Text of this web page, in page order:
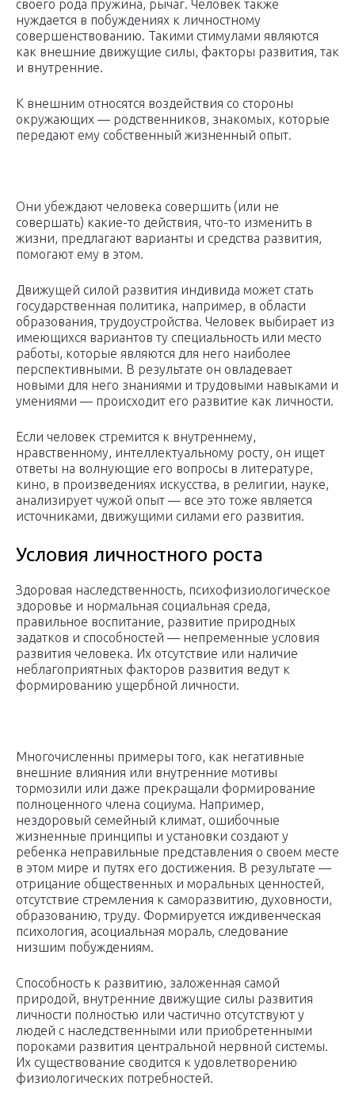
своего рода пружина, рычаг. Человек также
нуждается в побуждениях к личностному
совершенствованию. Такими стимулами являются
как внешние движущие силы, факторы развития, так
и внутренние.
К внешним относятся воздействия со стороны
окружающих — родственников, знакомых, которые
передают ему собственный жизненный опыт.
Они убеждают человека совершить (или не
совершать) какие-то действия, что-то изменить в
жизни, предлагают варианты и средства развития,
помогают ему в этом.
Движущей силой развития индивида может стать
государственная политика, например, в области
образования, трудоустройства. Человек выбирает из
имеющихся вариантов ту специальность или место
работы, которые являются для него наиболее
перспективными. В результате он овладевает
новыми для него знаниями и трудовыми навыками и
умениями — происходит его развитие как личности.
Если человек стремится к внутреннему,
нравственному, интеллектуальному росту, он ищет
ответы на волнующие его вопросы в литературе,
кино, в произведениях искусства, в религии, науке,
анализирует чужой опыт — все это тоже является
источниками, движущими силами его развития.
Условия личностного роста
Здоровая наследственность, психофизиологическое
здоровье и нормальная социальная среда,
правильное воспитание, развитие природных
задатков и способностей — непременные условия
развития человека. Их отсутствие или наличие
неблагоприятных факторов развития ведут к
формированию ущербной личности.
Многочисленны примеры того, как негативные
внешние влияния или внутренние мотивы
тормозили или даже прекращали формирование
полноценного члена социума. Например,
нездоровый семейный климат, ошибочные
жизненные принципы и установки создают у
ребенка неправильные представления о своем месте
в этом мире и путях его достижения. В результате —
отрицание общественных и моральных ценностей,
отсутствие стремления к саморазвитию, духовности,
образованию, труду. Формируется иждивенческая
психология, асоциальная мораль, следование
низшим побуждениям.
Способность к развитию, заложенная самой
природой, внутренние движущие силы развития
личности полностью или частично отсутствуют у
людей с наследственными или приобретенными
пороками развития центральной нервной системы.
Их существование сводится к удовлетворению
физиологических потребностей.